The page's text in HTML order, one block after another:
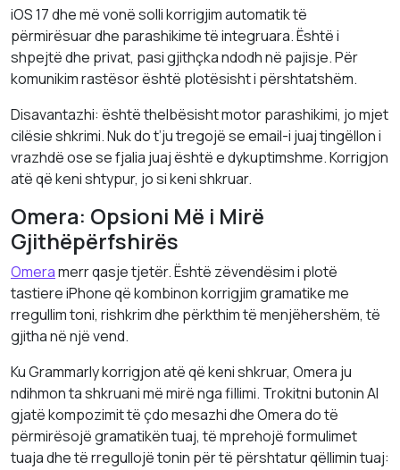
iOS 17 dhe më vonë solli korrigjim automatik të
përmirësuar dhe parashikime të integruara. Është i
shpejtë dhe privat, pasi gjithçka ndodh në pajisje. Për
komunikim rastësor është plotësisht i përshtatshëm.
Disavantazhi: është thelbësisht motor parashikimi, jo mjet
cilësie shkrimi. Nuk do t’ju tregojë se email-i juaj tingëllon i
vrazhdë ose se fjalia juaj është e dykuptimshme. Korrigjon
atë që keni shtypur, jo si keni shkruar.
Omera: Opsioni Më i Mirë
Gjithëpërfshirës
Omeramerr qasje tjetër. Është zëvendësim i plotë
tastiere iPhone që kombinon korrigjim gramatike me
rregullim toni, rishkrim dhe përkthim të menjëhershëm, të
gjitha në një vend.
Ku Grammarly korrigjon atë që keni shkruar, Omera ju
ndihmon ta shkruani më mirë nga fillimi. Trokitni butonin AI
gjatë kompozimit të çdo mesazhi dhe Omera do të
përmirësojë gramatikën tuaj, të mprehojë formulimet
tuaja dhe të rregullojë tonin për të përshtatur qëllimin tuaj: